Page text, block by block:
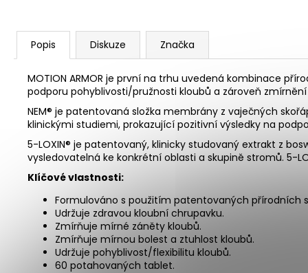
Popis Diskuze Značka
MOTION ARMOR je první na trhu uvedená kombinace
podporu pohyblivosti/pružnosti kloubů a zároveň
NEM® je patentovaná složka membrány z vaječných
klinickými studiemi, prokazující pozitivní výsledky na
5-LOXIN® je patentovaný, klinicky studovaný extrakt z
vysledovatelná ke konkrétní oblasti a skupině stromů. 5-
Klíčové vlastnosti:
Formulováno s použitím patentovaných přírodních
Udržuje zdravou kloubní chrupavku.
Zmírňuje mírné záněty kloubů.
Zmírňuje mírnou bolest a ztuhlost kloubů.
Udržuje pohyblivost/flexibilitu kloubů.
60 potahovaných tablet.